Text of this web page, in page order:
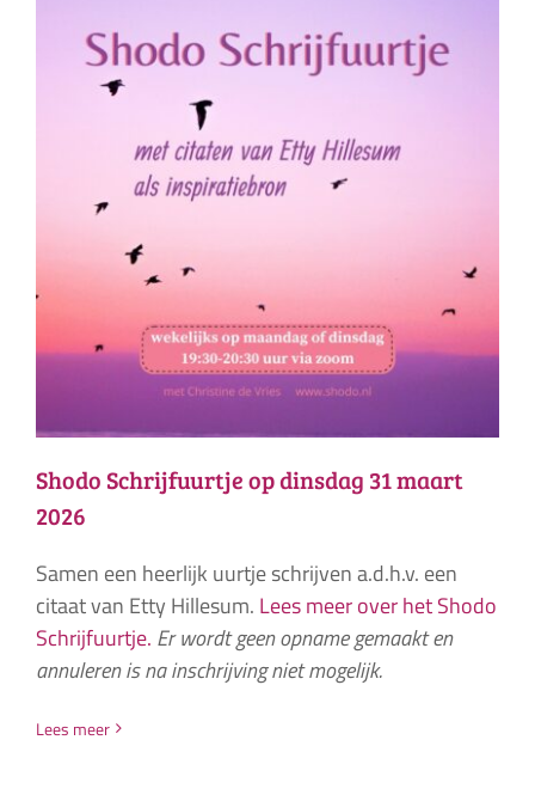
Shodo Schrijfuurtje op dinsdag 31 maart
2026
Samen een heerlijk uurtje schrijven a.d.h.v. een
citaat van Etty Hillesum. Lees meer over het Shodo
Schrijfuurtje. Er wordt geen opname gemaakt en
annuleren is na inschrijving niet mogelijk.
Lees meer